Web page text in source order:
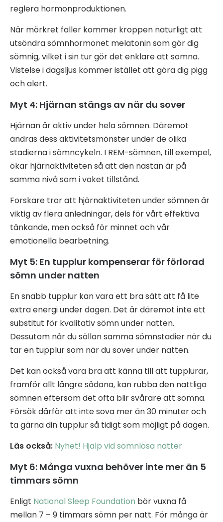
reglera hormonproduktionen.
När mörkret faller kommer kroppen naturligt att
utsöndra sömnhormonet melatonin som gör dig
sömnig, vilket i sin tur gör det enklare att somna.
Vistelse i dagsljus kommer istället att göra dig pigg
och alert.
Myt 4: Hjärnan stängs av när du sover
Hjärnan är aktiv under hela sömnen. Däremot
ändras dess aktivitetsmönster under de olika
stadierna i sömncykeln. I REM-sömnen, till exempel,
ökar hjärnaktiviteten så att den nästan är på
samma nivå som i vaket tillstånd.
Forskare tror att hjärnaktiviteten under sömnen är
viktig av flera anledningar, dels för vårt effektiva
tänkande, men också för minnet och vår
emotionella bearbetning.
Myt 5: En tupplur kompenserar för förlorad
sömn under natten
En snabb tupplur kan vara ett bra sätt att få lite
extra energi under dagen. Det är däremot inte ett
substitut för kvalitativ sömn under natten.
Dessutom når du sällan samma sömnstadier när du
tar en tupplur som när du sover under natten.
Det kan också vara bra att känna till att tupplurar,
framför allt längre sådana, kan rubba den nattliga
sömnen eftersom det ofta blir svårare att somna.
Försök därför att inte sova mer än 30 minuter och
ta gärna din tupplur så tidigt som möjligt på dagen.
Läs också: Nyhet! Hjälp vid sömnlösa nätter
Myt 6: Många vuxna behöver inte mer än 5
timmars sömn
Enligt National Sleep Foundation bör vuxna få
mellan 7 – 9 timmars sömn per natt. För många är